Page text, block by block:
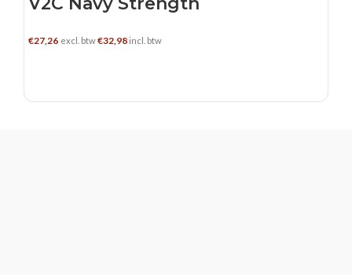
€27,26 excl. btw€32,98 incl. btw